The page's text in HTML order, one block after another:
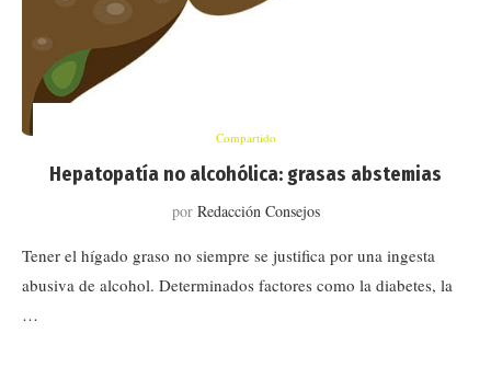
Compartido
Hepatopatía no alcohólica: grasas abstemias
por Redacción Consejos
Tener el hígado graso no siempre se justifica por una ingesta
abusiva de alcohol. Determinados factores como la diabetes, la
…